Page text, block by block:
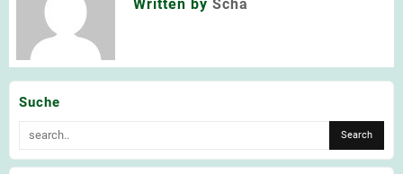
Written by Scha
Suche